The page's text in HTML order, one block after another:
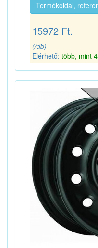
Termékoldal,
15972 Ft.
(/db)
Elérhető: több, mint